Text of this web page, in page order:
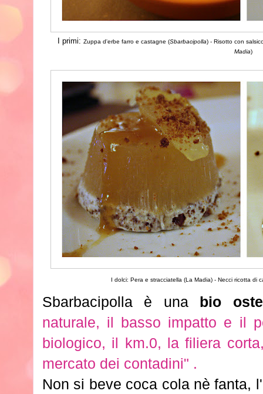
I primi: Zuppa d'erbe farro e castagne (Sbarbacipolla) - Risotto con
Madia)
I dolci: Pera e stracciatella (La Madia) - Necciricotta di
Sbarbacipolla è una bio
naturale, il basso impatto e il
biologico, il km.0, la filiera
mercato dei contadini" .
Non si beve coca cola nè fanta,